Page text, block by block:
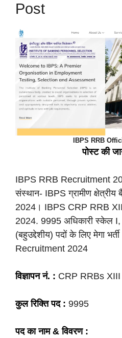
Post
IBPS RRB
पोस्ट की
IBPS RRB Recruitment
संस्थान- IBPS ग्रामीण
2024। IBPS CRP RRB
2024. 9995 अधिकारी स्केल
(बहुउद्देशीय) पदों के लिए मेगा
Recruitment 2024
विज्ञापन नं. : CRP RRBs XIII
कुल रिक्ति पद : 9995
पद का नाम & विवरण :